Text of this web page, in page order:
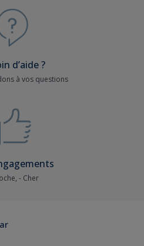
d’aide ?
à vos questions
- Cher